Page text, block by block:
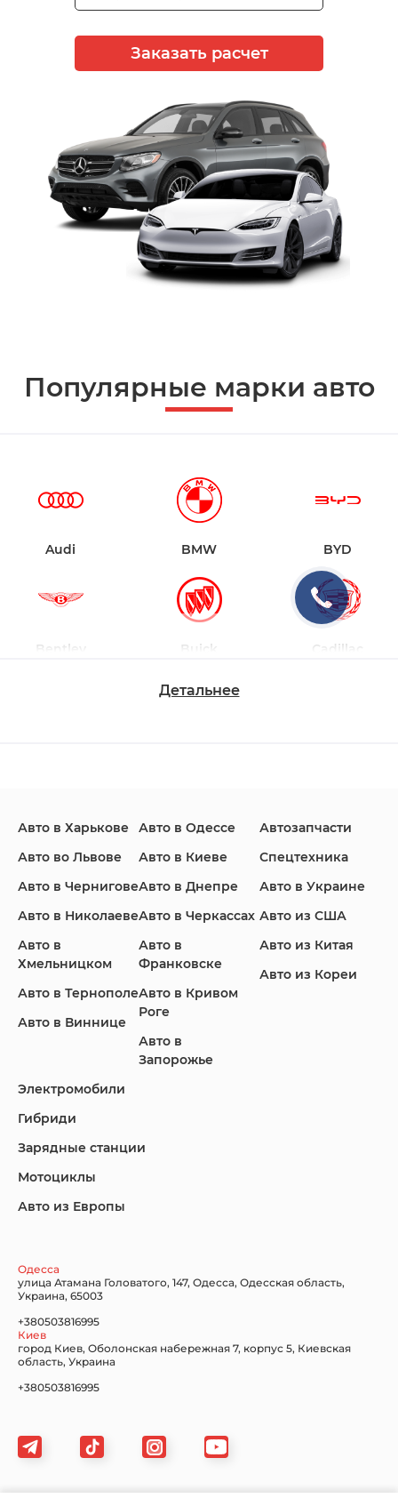
Заказать расчет
Популярные марки авто
Audi BMW BYD
Bentley Buick Cadillac
Infiniti Jaguar Jeep
Land Rover
Lincoln
Subaru Tesla Toyota
Volkswagen Volvo
Детальнее
Авто в Харькове
Авто во Львове
Авто в Чернигове
Авто в Николаеве
Авто в
Хмельницком
Авто в Тернополе
Авто в Виннице
Авто в Одессе
Авто в Киеве
Авто в Днепре
Авто в Черкассах
Авто в
Франковске
Авто в Кривом
Роге
Авто в
Запорожье
Автозапчасти
Спецтехника
Авто в Украине
Авто из США
Авто из Китая
Авто из Кореи
Электромобили
Гибриди
Зарядные станции
Мотоциклы
Авто из Европы
Одесса
улица Атамана Головатого, 147, Одесса, Одесская область,
Украина, 65003
+380503816995
Киев
город Киев, Оболонская набережная 7, корпус 5, Киевская
область, Украина
+380503816995